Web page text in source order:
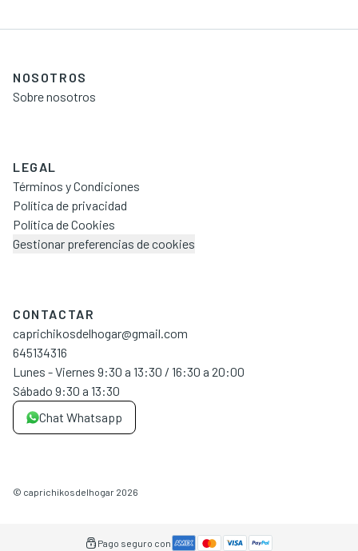
NOSOTROS
Sobre nosotros
LEGAL
Términos y Condiciones
Política de privacidad
Política de Cookies
Gestionar preferencias de cookies
CONTACTAR
caprichikosdelhogar@gmail.com
645134316
Lunes - Viernes 9:30 a 13:30 / 16:30 a 20:00
Sábado 9:30 a 13:30
Chat Whatsapp
© caprichikosdelhogar 2026
Pago seguro con